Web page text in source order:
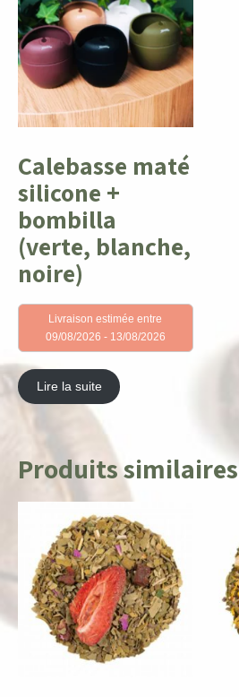
Calebasse maté
silicone +
bombilla
(verte, blanche,
noire)
Livraison estimée entre
09/08/2026 - 13/08/2026
Lire la suite
Produits similaires